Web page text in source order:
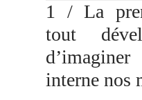
1 / La
tout
interne nos